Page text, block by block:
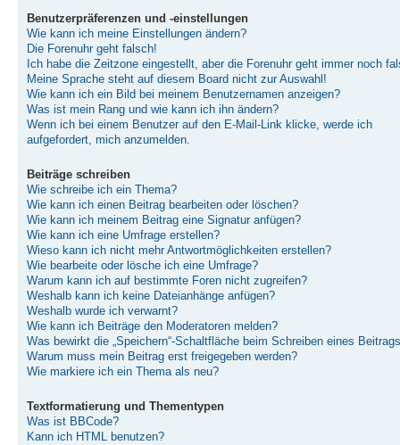
Benutzerpräferenzen und -einstellungen
Wie kann ich meine Einstellungen ändern?
Die Forenuhr geht falsch!
Ich habe die Zeitzone eingestellt, aber die Forenuhr geht immer noch
Meine Sprache steht auf diesem Board nicht zur Auswahl!
Wie kann ich ein Bild bei meinem Benutzernamen anzeigen?
Was ist mein Rang und wie kann ich ihn ändern?
Wenn ich bei einem Benutzer auf den E-Mail-Link klicke, werde ich
aufgefordert, mich anzumelden.
Beiträge schreiben
Wie schreibe ich ein Thema?
Wie kann ich einen Beitrag bearbeiten oder löschen?
Wie kann ich meinem Beitrag eine Signatur anfügen?
Wie kann ich eine Umfrage erstellen?
Wieso kann ich nicht mehr Antwortmöglichkeiten erstellen?
Wie bearbeite oder lösche ich eine Umfrage?
Warum kann ich auf bestimmte Foren nicht zugreifen?
Weshalb kann ich keine Dateianhänge anfügen?
Weshalb wurde ich verwarnt?
Wie kann ich Beiträge den Moderatoren melden?
Was bewirkt die „Speichern“-Schaltfläche beim Schreiben eines
Warum muss mein Beitrag erst freigegeben werden?
Wie markiere ich ein Thema als neu?
Textformatierung und Thementypen
Was ist BBCode?
Kann ich HTML benutzen?